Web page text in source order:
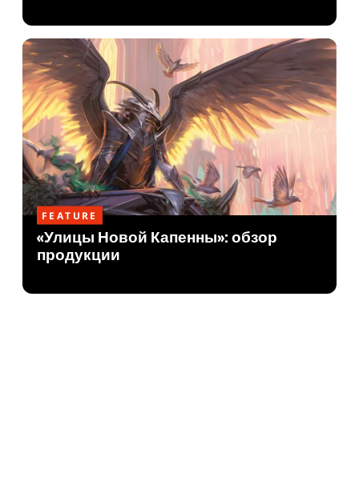
FEATURE
«Улицы Новой Капенны»: обзор
продукции